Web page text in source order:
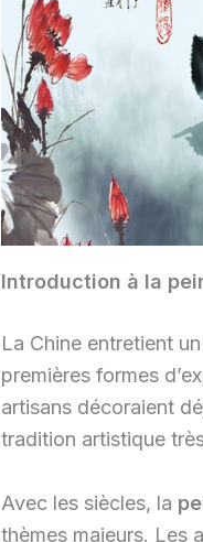
Introduction à la
La Chine entretient
premières formes
artisans décoraient
tradition artistique
Avec les siècles, la
thèmes majeurs. Les